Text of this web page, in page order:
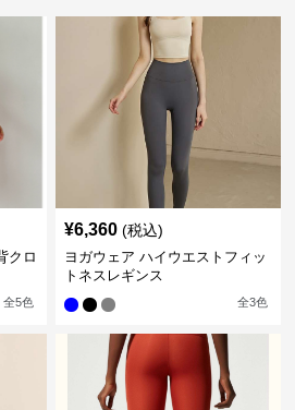
クロ
全5色
¥6,360 (税込)
ヨガウェア ハイウエストフィッ
トネスレギンス
全3色